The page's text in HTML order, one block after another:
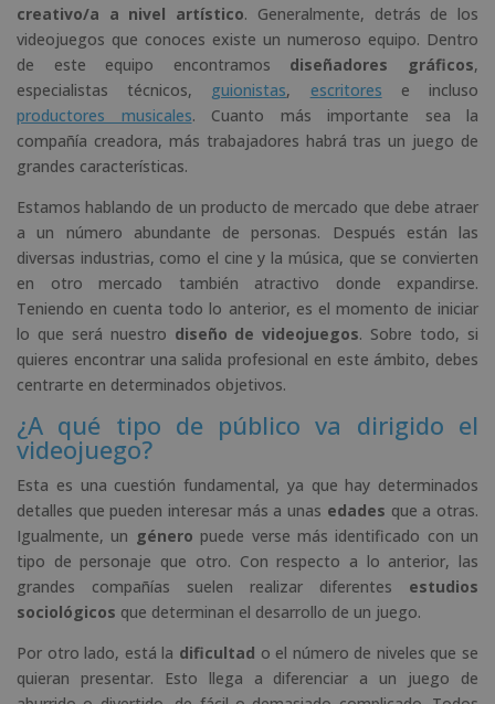
creativo/a a nivel artístico. Generalmente, detrás de los
videojuegos que conoces existe un numeroso equipo. Dentro
de este equipo encontramos diseñadores gráficos,
especialistas técnicos, guionistas, escritores e incluso
productores musicales. Cuanto más importante sea la
compañía creadora, más trabajadores habrá tras un juego de
grandes características.
Estamos hablando de un producto de mercado que debe atraer
a un número abundante de personas. Después están las
diversas industrias, como el cine y la música, que se convierten
en otro mercado también atractivo donde expandirse.
Teniendo en cuenta todo lo anterior, es el momento de iniciar
lo que será nuestro diseño de videojuegos. Sobre todo, si
quieres encontrar una salida profesional en este ámbito, debes
centrarte en determinados objetivos.
¿A qué tipo de público va dirigido el
videojuego?
Esta es una cuestión fundamental, ya que hay determinados
detalles que pueden interesar más a unas edades que a otras.
Igualmente, un género puede verse más identificado con un
tipo de personaje que otro. Con respecto a lo anterior, las
grandes compañías suelen realizar diferentes estudios
sociológicos que determinan el desarrollo de un juego.
Por otro lado, está la dificultad o el número de niveles que se
quieran presentar. Esto llega a diferenciar a un juego de